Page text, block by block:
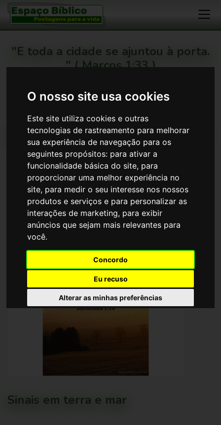
O nosso site usa cookies
Este site utiliza cookies e outras
tecnologias de rastreamento para melhorar
sua experiência de navegação para os
seguintes propósitos: para ativar a
funcionalidade básica do site, para
proporcionar uma melhor experiência no
site, para medir o seu interesse nos nossos
produtos e serviços e para personalizar as
interações de marketing, para exibir
anúncios que sejam mais relevantes para
você.
Concordo
Eu recuso
Alterar as minhas preferências
"E toda a cidade se ajuntou à porta.
" ( Marcos 1:33 )
...:! Que este seja mais um meio !:...
Espaço Bíblico >Devocionais >A Fé Pela Qual Eu Vivo
Sinais em terra e mar
Item grátis
Data de publicação:2024/12/05
Localização :Santarém, Portugal
Sinais em terra e mar